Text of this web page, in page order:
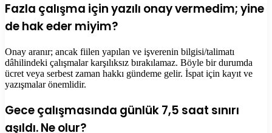
Fazla çalışma için yazılı onay vermedim; yine
de hak eder miyim?
Onay aranır; ancak fiilen yapılan ve işverenin bilgisi/talimatı
dâhilindeki çalışmalar karşılıksız bırakılamaz. Böyle bir durumda
ücret veya serbest zaman hakkı gündeme gelir. İspat için kayıt ve
yazışmalar önemlidir.
Gece çalışmasında günlük 7,5 saat sınırı
aşıldı. Ne olur?